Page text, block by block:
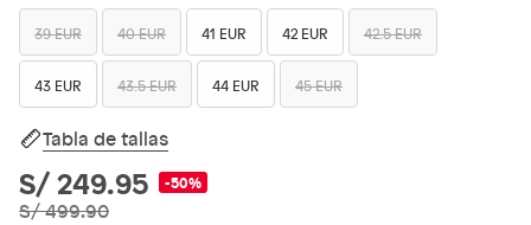
39 EUR 40 EUR 41 EUR 42 EUR 42.5 EUR
43 EUR 43.5 EUR 44 EUR 45 EUR
Tabla de tallas
S/ 249.95 -50%
S/ 499.90